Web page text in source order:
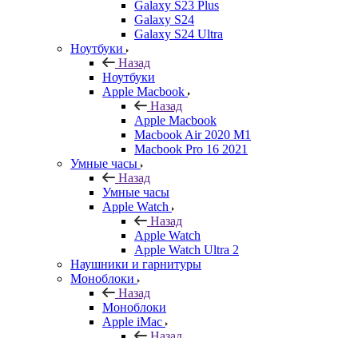
Galaxy S23 Plus
Galaxy S24
Galaxy S24 Ultra
Ноутбуки
Назад
Ноутбуки
Apple Macbook
Назад
Apple Macbook
Macbook Air 2020 M1
Macbook Pro 16 2021
Умные часы
Назад
Умные часы
Apple Watch
Назад
Apple Watch
Apple Watch Ultra 2
Наушники и гарнитуры
Моноблоки
Назад
Моноблоки
Apple iMac